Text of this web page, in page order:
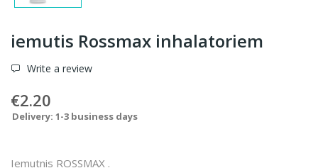
iemutis Rossmax inhalatoriem
Write a review
€2.20
Delivery: 1-3 business days
Iemutnis ROSSMAX .